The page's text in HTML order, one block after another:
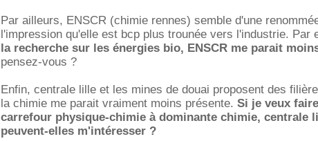
Par ailleurs, ENSCR (chimie rennes) semble d'une
l'impression qu'elle est bcp plus trounée vers l'industrie. Par
la recherche sur les énergies bio, ENSCR me parait
pensez-vous ?
Enfin, centrale lille et les mines de douai proposent des
la chimie me parait vraiment moins présente. Si je veux
carrefour physique-chimie à dominante chimie, centrale
peuvent-elles m'intéresser ?